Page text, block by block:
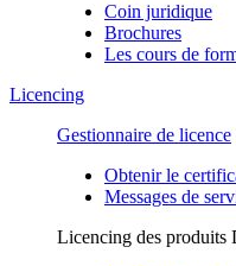
Coin juridique
Brochures
Les cours de
Licencing
Gestionnaire de licence
Obtenir le
Messages de
Licencing des produits